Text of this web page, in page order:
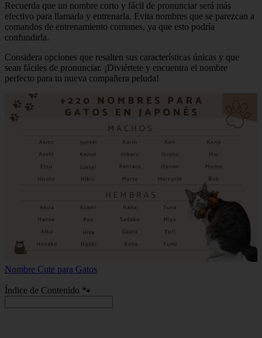
Recuerda que un nombre corto y fácil de pronunciar será más
efectivo para llamarla y entrenarla. Evita nombres que se parezcan a
comandos de entrenamiento comunes, ya que esto podría
confundirla.
Considera opciones que resalten sus características únicas y que
sean fáciles de pronunciar. ¡Diviértete y encuentra el nombre
perfecto para tu nueva compañera peluda!
Nombre Cute para Gatos
Índice de Contenido 🐾